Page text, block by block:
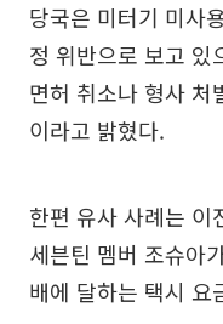
당국은 미터기 미사
정 위반으로 보고 있
면허 취소나 형사 처
이라고 밝혔다.
한편 유사 사례는 이
세븐틴 멤버 조슈아
배에 달하는 택시 요